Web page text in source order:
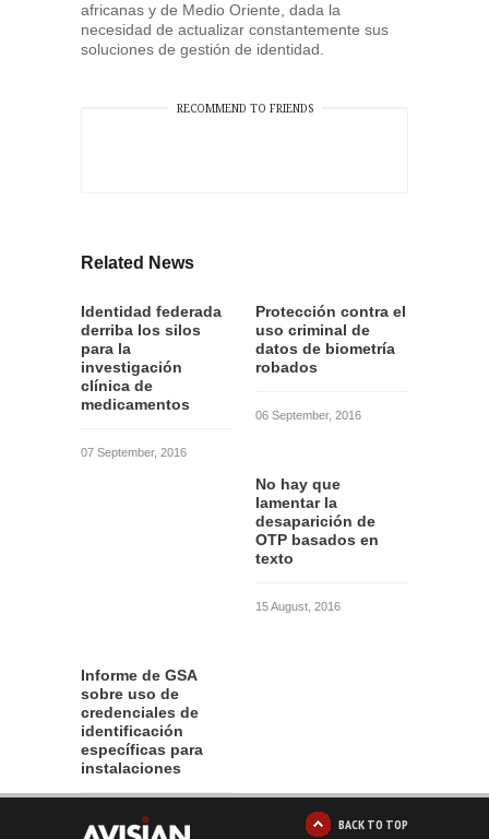
africanas y de Medio Oriente, dada la
necesidad de actualizar constantemente sus
soluciones de gestión de identidad.
RECOMMEND TO FRIENDS
Related News
Identidad federada
derriba los silos
para la
investigación
clínica de
medicamentos
07 September, 2016
Protección contra el
uso criminal de
datos de biometría
robados
06 September, 2016
No hay que
lamentar la
desaparición de
OTP basados en
texto
15 August, 2016
Informe de GSA
sobre uso de
credenciales de
identificación
específicas para
instalaciones
12 August, 2016 BACK TO TOP